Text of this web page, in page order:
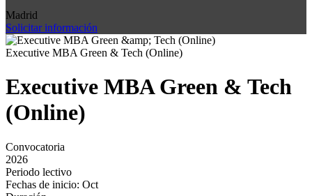
Madrid
Solicitar información
Executive MBA Green & Tech (Online)
Executive MBA Green & Tech
(Online)
Convocatoria
2026
Periodo lectivo
Fechas de inicio: Oct